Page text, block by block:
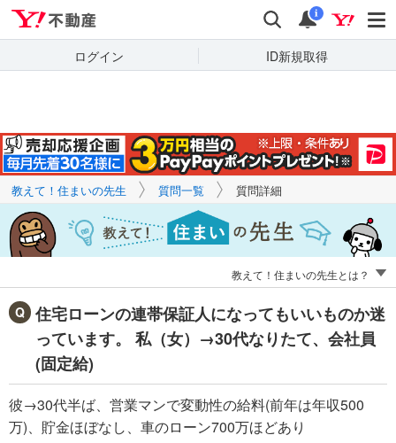
検索 通知
i
ログイン ID新規取得
キーワードで
質問を探す
教えて！住まいの先生 質問一覧 質問詳細
教えて！住まいの先生とは？
住宅ローンの連帯保証人になってもいいものか迷
っています。 私（女）→30代なりたて、会社員
(固定給)
彼→30代半ば、営業マンで変動性の給料(前年は年収500
万)、貯金ほぼなし、車のローン700万ほどあり